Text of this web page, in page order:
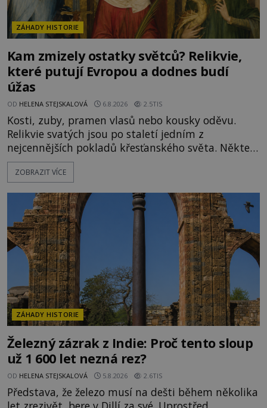
ZÁHADY HISTORIE
Kam zmizely ostatky světců? Relikvie,
které putují Evropou a dodnes budí
úžas
OD HELENA STEJSKALOVÁ 6.8.2026 2.5TIS
Kosti, zuby, pramen vlasů nebo kousky oděvu.
Relikvie svatých jsou po staletí jedním z
nejcennějších pokladů křesťanského světa. Některé
mají pečlivě doloženou historii, jiné provází
záhady, krádeže i nečekané objevy. Jejich osudy
o skutečné historické události. Ve středověké
Evropě mají relikvie mimořádnou hodnotu. Nejsou
jen předmětem úcty
ZOBRAZIT VÍCE
ZÁHADY HISTORIE
Železný zázrak z Indie: Proč tento sloup
už 1 600 let nezná rez?
OD HELENA STEJSKALOVÁ 5.8.2026 2.6TIS
Představa, že železo musí na dešti během několika